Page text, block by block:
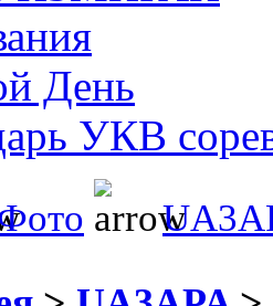
День
УКВ